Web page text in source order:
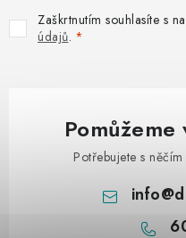
Zaškrtnutím souhlasíte s
údajů.
Potřebujete s
info@